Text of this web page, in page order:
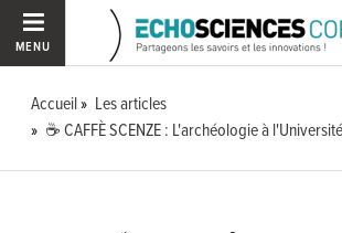
MENU
Accueil
Les articles
☕ CAFFÈ SCENZE : L'archéologie à